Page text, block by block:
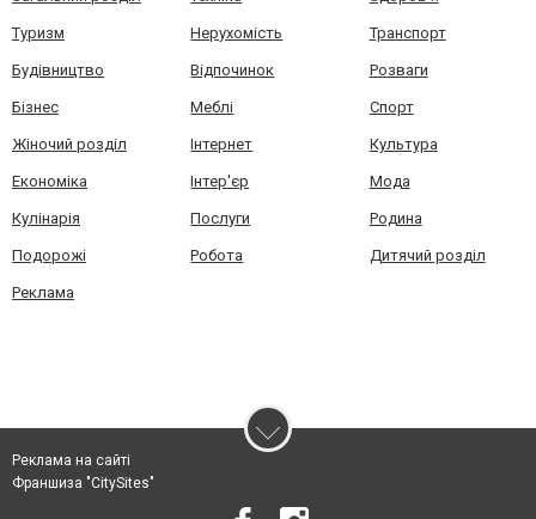
Туризм Нерухомість Транспорт
Будівництво Відпочинок Розваги
Бізнес Меблі Спорт
Жіночий розділ Інтернет Культура
Економіка Інтер'єр Мода
Кулінарія Послуги Родина
Подорожі Робота Дитячий розділ
Реклама
Реклама на сайті
Франшиза "CitySites"